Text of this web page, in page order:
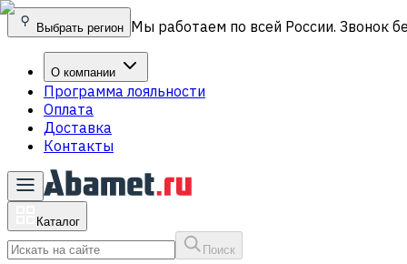
Выбрать регион Мы работаем по всей России. Звонок
О компании
Программа лояльности
Оплата
Доставка
Контакты
Каталог
Поиск